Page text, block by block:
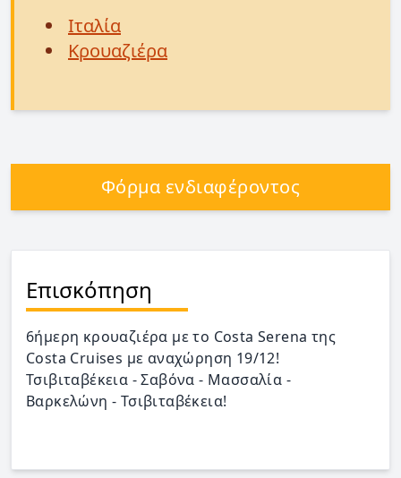
Ιταλία
Κρουαζιέρα
Φόρμα ενδιαφέροντος
Επισκόπηση
6ήμερη κρουαζιέρα με το Costa Serena της
Costa Cruises με αναχώρηση 19/12!
Τσιβιταβέκεια - Σαβόνα - Μασσαλία -
Βαρκελώνη - Τσιβιταβέκεια!